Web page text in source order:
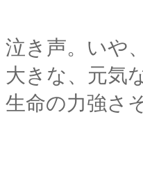
泣き声。いや
大きな、元気
生命の力強さ